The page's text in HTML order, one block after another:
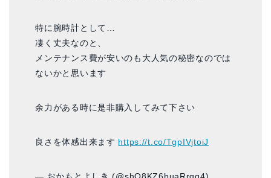
特に腕時計として…
凄く丈夫なのと、
メンテナンス費が安いのも大人気の秘密なのでは
ないかと思います
余力がある時に是非購入してみて下さい
良さを体感出来ます https://t.co/TgpIVjtoiJ